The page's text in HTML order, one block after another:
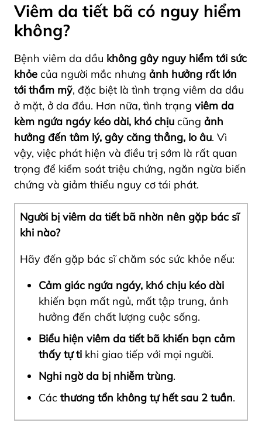
Viêm da tiết bã có nguy hiểm
không?
Bệnh viêm da dầu không gây nguy hiểm tới sức
khỏe của người mắc nhưng ảnh hưởng rất lớn
tới thẩm mỹ, đặc biệt là tình trạng viêm da dầu
ở mặt, ở da đầu. Hơn nữa, tình trạng viêm da
kèm ngứa ngáy kéo dài, khó chịu cũng ảnh
hưởng đến tâm lý, gây căng thẳng, lo âu. Vì
vậy, việc phát hiện và điều trị sớm là rất quan
trọng để kiểm soát triệu chứng, ngăn ngừa biến
chứng và giảm thiểu nguy cơ tái phát.
Người bị viêm da tiết bã nhờn nên gặp bác sĩ
khi nào?
Hãy đến gặp bác sĩ chăm sóc sức khỏe nếu:
Cảm giác ngứa ngáy, khó chịu kéo dài
khiến bạn mất ngủ, mất tập trung, ảnh
hưởng đến chất lượng cuộc sống.
Biểu hiện viêm da tiết bã khiến bạn cảm
thấy tự ti khi giao tiếp với mọi người.
Nghi ngờ da bị nhiễm trùng.
Các thương tổn không tự hết sau 2 tuần.